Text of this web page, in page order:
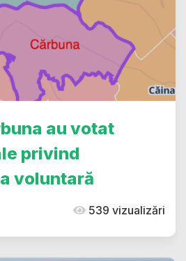
au votat
privind
voluntară
539 vizualizări